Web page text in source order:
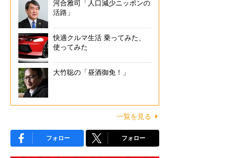
河合雅司「人口減少ニッポンの
活路」
快適クルマ生活 乗ってみた、
使ってみた
大竹聡の「昼酒御免！」
一覧を見る
フォロー フォロー